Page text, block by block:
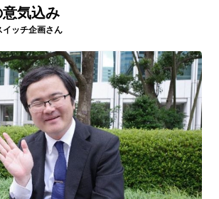
気込み
イッチ企画さん